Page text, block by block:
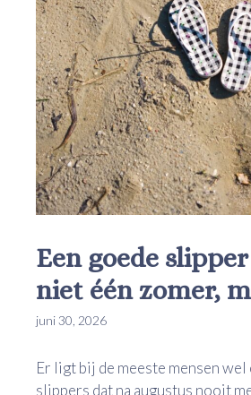
Een goede
niet één zomer,
juni 30, 2026
Er ligt bij de meeste mensen wel
slippers dat na augustus nooit